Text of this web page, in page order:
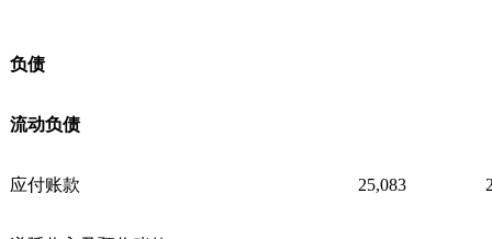
负债
流动负债
应付账款 25,083